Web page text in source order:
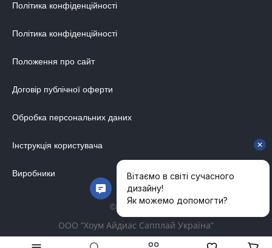
Політика конфіденційності
Політика конфіденційності
Положення про сайт
Договір публічної оферти
Обробка персональних даних
Інструкція користувача
Виробники
© 2014-2026
ООО "Хоум Айдиас Сапплай Україна"